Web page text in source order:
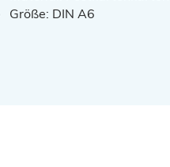
Größe: DIN A6